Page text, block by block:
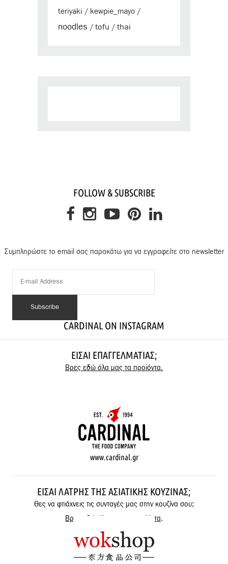
teriyaki / kewpie_mayo /
noodles / tofu / thai
FOLLOW & SUBSCRIBE
Συμπληρώστε το email σας παρακάτω για να εγγραφείτε στο newsletter
CARDINAL ON INSTAGRAM
ΕΊΣΑΙ ΕΠΑΓΓΕΛΜΑΤΊΑΣ;
Βρες εδώ όλα μας τα προϊόντα.
www.cardinal.gr
ΕΊΣΑΙ ΛΆΤΡΗΣ ΤΗΣ ΑΣΙΑΤΙΚΉΣ ΚΟΥΖΊΝΑΣ;
Θες να φτιάχνεις τις συνταγές μας στην κουζίνα σου;
Βρες εδώ όλα μας τα προϊόντα.